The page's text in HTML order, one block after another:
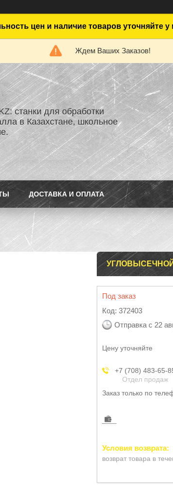
цен и наличие товаров уточняйте
Ждем Ваших Заказов!
станки для обработки
в Казахстане, школьное
ДОСТАВКА И ОПЛАТА
УГЛОВЫСЕЧНОЙ
Под заказ
Код: 372403
Отправка с 22
Цену уточняйте
+7 (708) 483-65-
Отдел продаж
Заказ только по
возврат товара в